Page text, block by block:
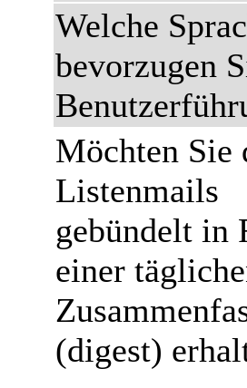
Welche
bevorzugen
Möchten Sie
Listenmails
gebündelt in
einer
(digest)